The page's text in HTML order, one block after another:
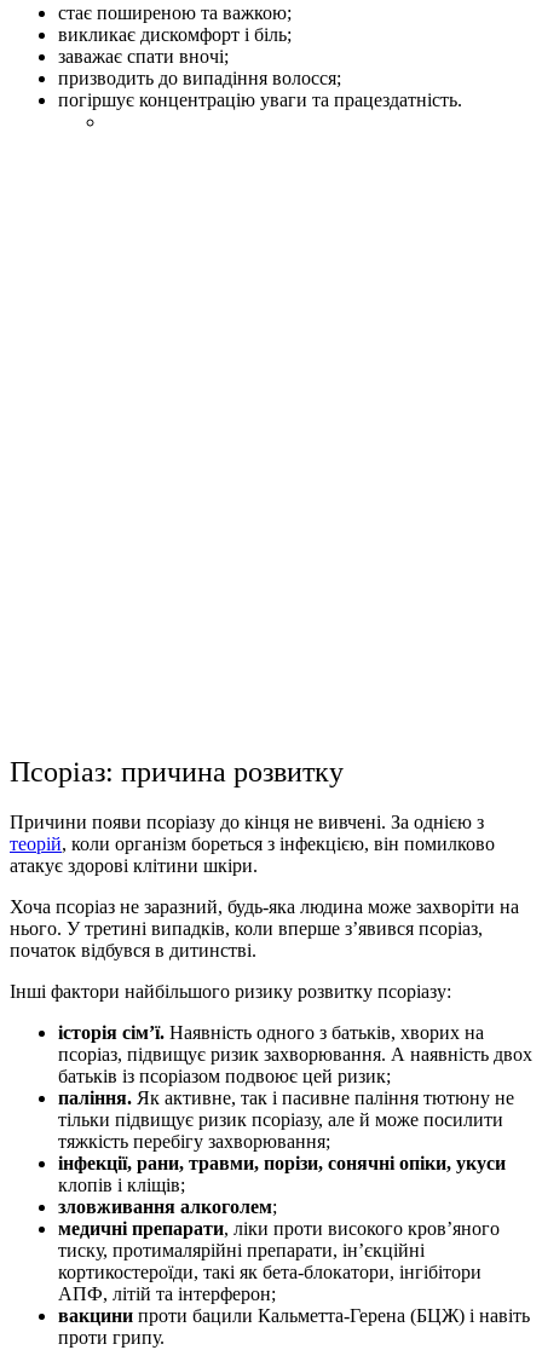
стає поширеною та важкою;
викликає дискомфорт і біль;
заважає спати вночі;
призводить до випадіння волосся;
погіршує концентрацію уваги та працездатність.
Псоріаз: причина розвитку
Причини появи псоріазу до кінця не вивчені. За однією з
теорій, коли організм бореться з інфекцією, він помилково
атакує здорові клітини шкіри.
Хоча псоріаз не заразний, будь-яка людина може захворіти на
нього. У третині випадків, коли вперше з’явився псоріаз,
початок відбувся в дитинстві.
Інші фактори найбільшого ризику розвитку псоріазу:
історія сім’ї. Наявність одного з батьків, хворих на
псоріаз, підвищує ризик захворювання. А наявність двох
батьків із псоріазом подвоює цей ризик;
паління. Як активне, так і пасивне паління тютюну не
тільки підвищує ризик псоріазу, але й може посилити
тяжкість перебігу захворювання;
інфекції, рани, травми, порізи, сонячні опіки, укуси
клопів і кліщів;
зловживання алкоголем;
медичні препарати, ліки проти високого кров’яного
тиску, протималярійні препарати, ін’єкційні
кортикостероїди, такі як бета-блокатори, інгібітори
АПФ, літій та інтерферон;
вакцини проти бацили Кальметта-Герена (БЦЖ) і навіть
проти грипу.